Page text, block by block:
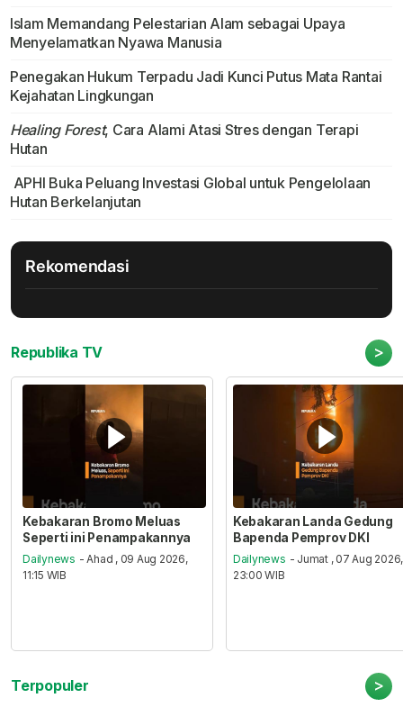
Islam Memandang Pelestarian Alam sebagai Upaya
Menyelamatkan Nyawa Manusia
Penegakan Hukum Terpadu Jadi Kunci Putus Mata Rantai
Kejahatan Lingkungan
Healing Forest, Cara Alami Atasi Stres dengan Terapi
Hutan
APHI Buka Peluang Investasi Global untuk Pengelolaan
Hutan Berkelanjutan
Rekomendasi
Republika TV >
Kebakaran Bromo Meluas
Seperti ini Penampakannya
Dailynews - Ahad , 09 Aug 2026,
11:15 WIB
Kebakaran Landa Gedung
Bapenda Pemprov DKI
Dailynews - Jumat , 07 Aug 2026,
23:00 WIB
Terpopuler >